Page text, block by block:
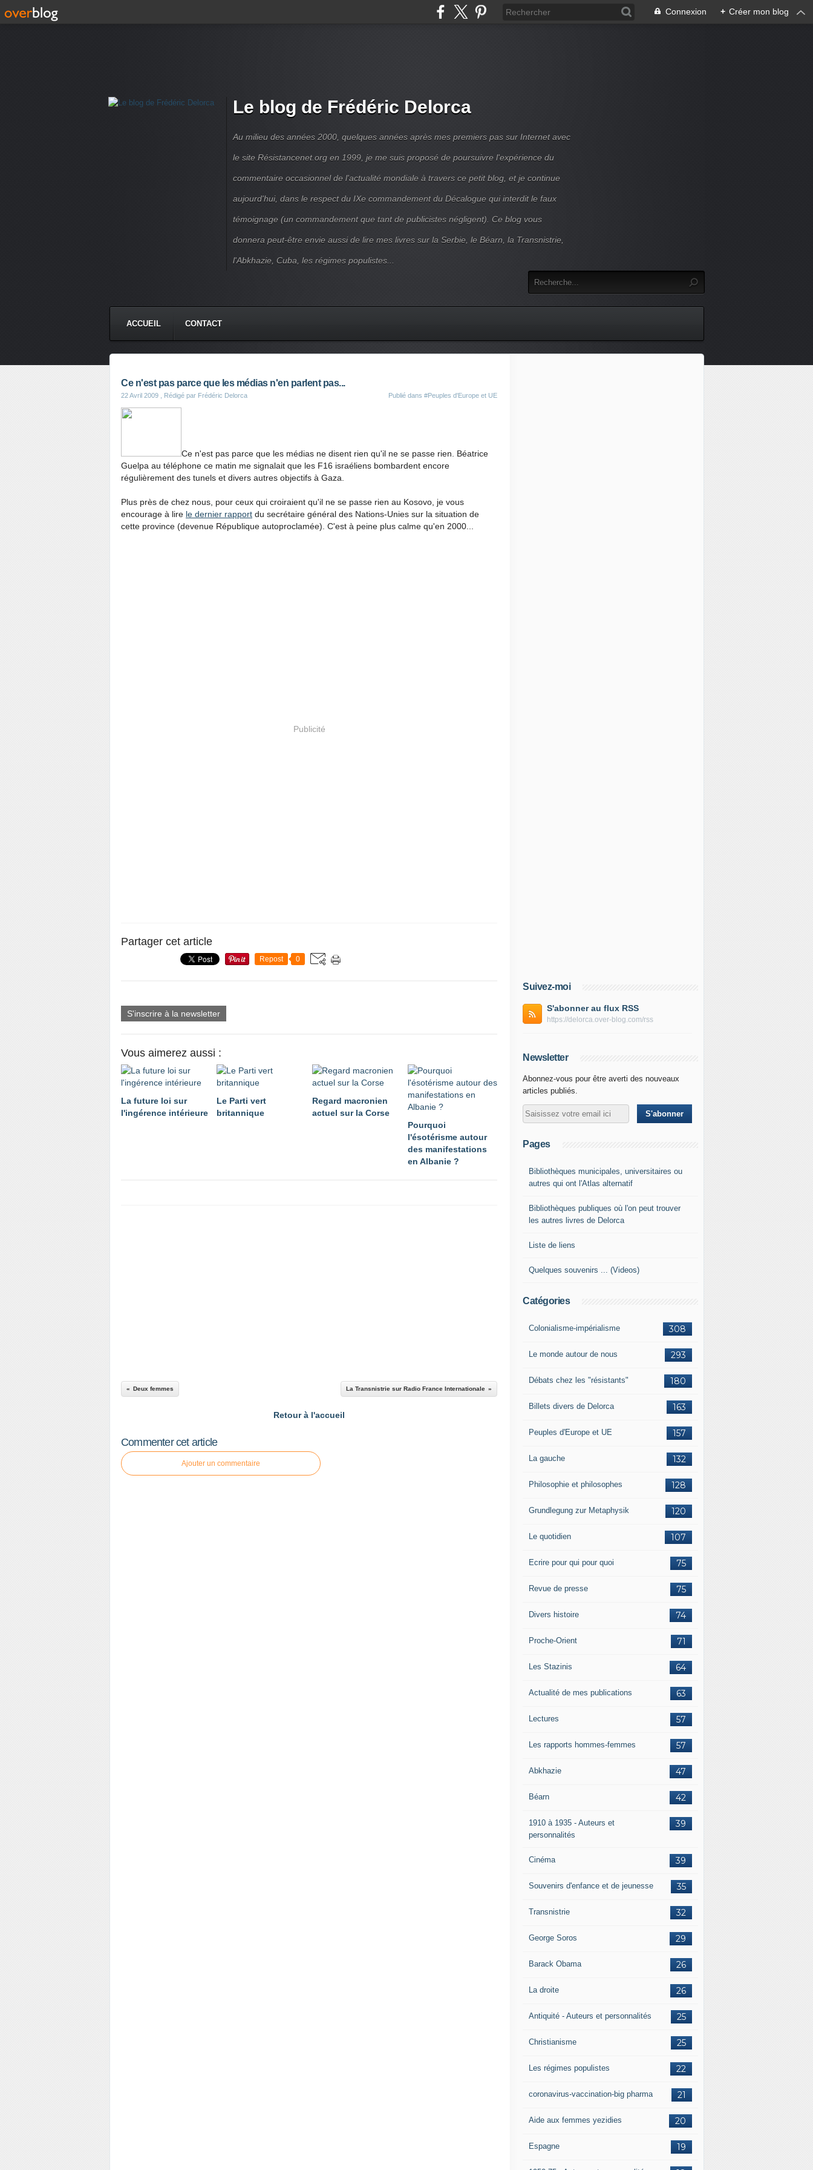
Connexion + Créer mon blog
Le blog de Frédéric Delorca
Au milieu des années 2000, quelques années après mes premiers pas sur Internet avec
le site Résistancenet.org en 1999, je me suis proposé de poursuivre l'expérience du
commentaire occasionnel de l'actualité mondiale à travers ce petit blog, et je continue
aujourd'hui, dans le respect du IXe commandement du Décalogue qui interdit le faux
témoignage (un commandement que tant de publicistes négligent). Ce blog vous
donnera peut-être envie aussi de lire mes livres sur la Serbie, le Béarn, la Transnistrie,
l'Abkhazie, Cuba, les régimes populistes...
ACCUEIL CONTACT
Ce n'est pas parce que les médias n'en parlent pas...
22 Avril 2009 , Rédigé par Frédéric Delorca Publié dans #Peuples d'Europe et UE
Ce n'est pas parce que les médias ne disent rien qu'il ne se passe rien. Béatrice
Guelpa au téléphone ce matin me signalait que les F16 israéliens bombardent encore
régulièrement des tunels et divers autres objectifs à Gaza.
Plus près de chez nous, pour ceux qui croiraient qu'il ne se passe rien au Kosovo, je vous
encourage à lire le dernier rapport du secrétaire général des Nations-Unies sur la situation de
cette province (devenue République autoproclamée). C'est à peine plus calme qu'en 2000...
Publicité
Partager cet article
Repost 0
S'inscrire à la newsletter
Vous aimerez aussi :
La future loi sur
l'ingérence intérieure
Le Parti vert
britannique
Regard macronien
actuel sur la Corse
Pourquoi
l'ésotérisme autour
des manifestations
en Albanie ?
Deux femmes La Transnistrie sur Radio France Internationale
Retour à l'accueil
Commenter cet article
Ajouter un commentaire
Suivez-moi
S'abonner au flux RSS
https://delorca.over-blog.com/rss
Newsletter
Abonnez-vous pour être averti des nouveaux
articles publiés.
Pages
Bibliothèques municipales, universitaires ou
autres qui ont l'Atlas alternatif
Bibliothèques publiques où l'on peut trouver
les autres livres de Delorca
Liste de liens
Quelques souvenirs ... (Videos)
Catégories
308
Colonialisme-impérialisme
293
Le monde autour de nous
180
Débats chez les "résistants"
163
Billets divers de Delorca
157
Peuples d'Europe et UE
132
La gauche
128
Philosophie et philosophes
120
Grundlegung zur Metaphysik
107
Le quotidien
75
Ecrire pour qui pour quoi
75
Revue de presse
74
Divers histoire
71
Proche-Orient
64
Les Stazinis
63
Actualité de mes publications
57
Lectures
57
Les rapports hommes-femmes
47
Abkhazie
42
Béarn
39
1910 à 1935 - Auteurs et
personnalités
39
Cinéma
35
Souvenirs d'enfance et de jeunesse
32
Transnistrie
29
George Soros
26
Barack Obama
26
La droite
25
Antiquité - Auteurs et personnalités
25
Christianisme
22
Les régimes populistes
21
coronavirus-vaccination-big pharma
20
Aide aux femmes yezidies
19
Espagne